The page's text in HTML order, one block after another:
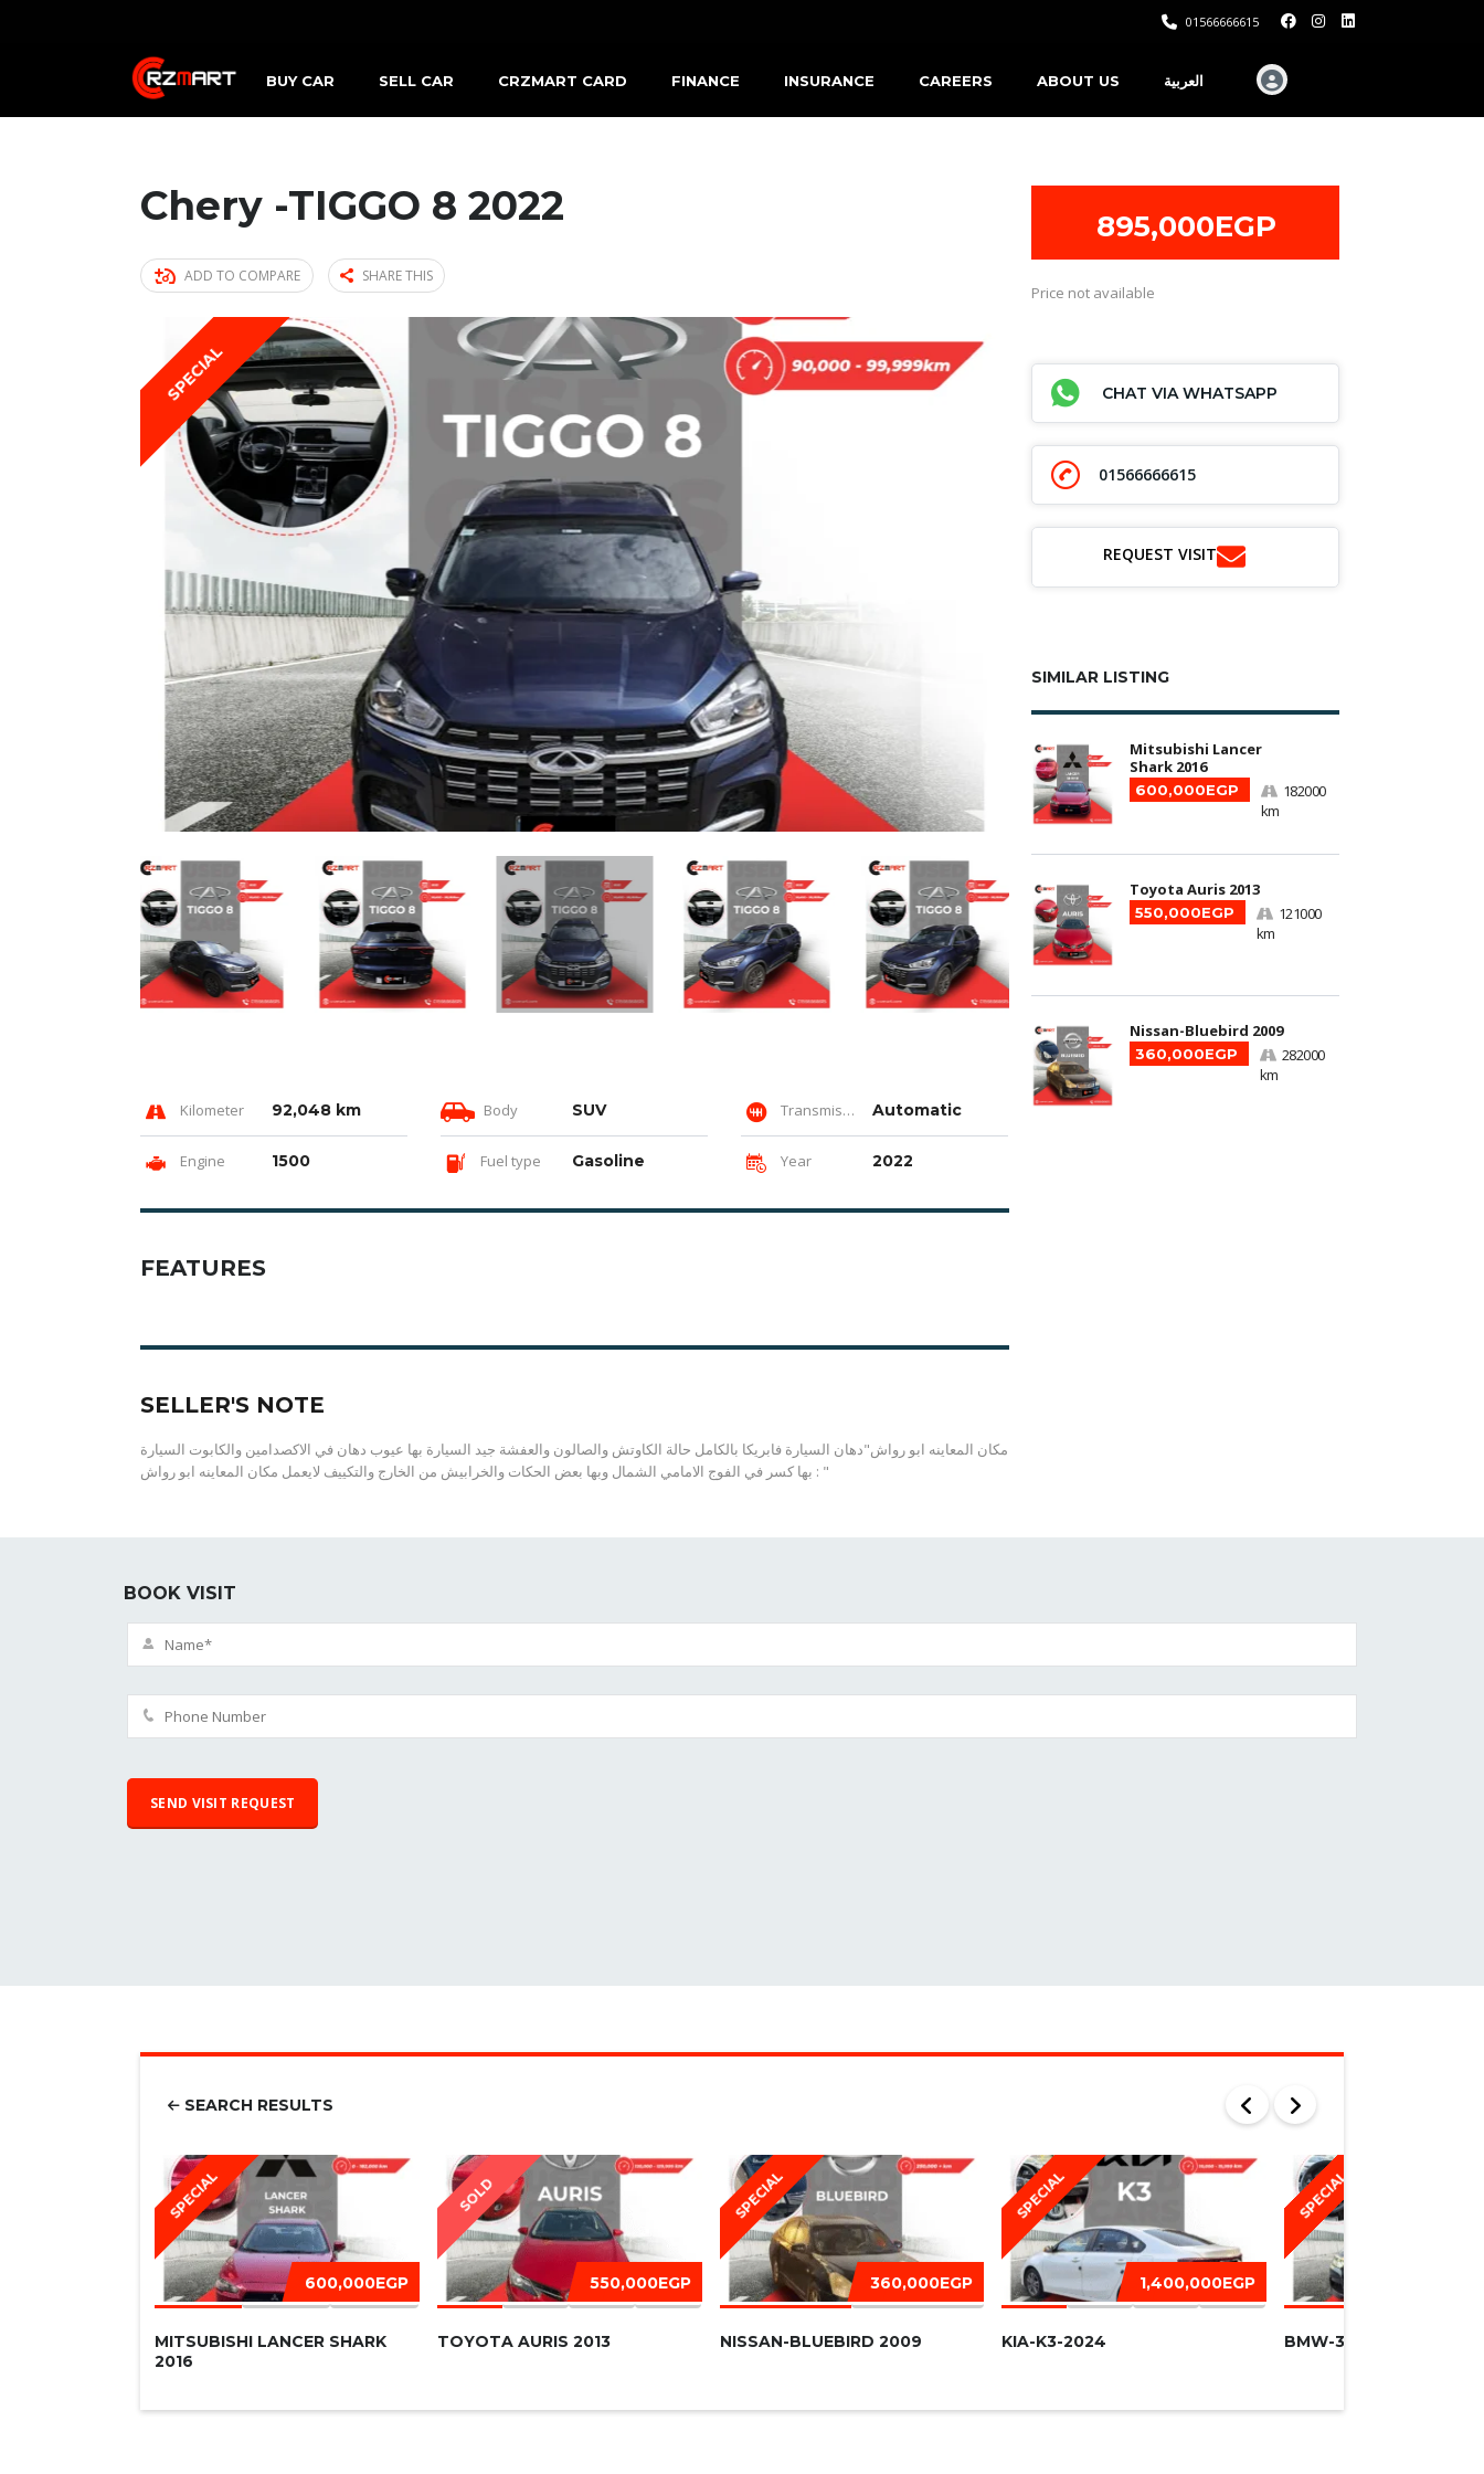
01566666615
BUY CAR SELL CAR CRZMART CARD FINANCE INSURANCE CAREERS ABOUT US العربية
Chery -TIGGO 8 2022
ADD TO COMPARE SHARE THIS
SPECIAL
Kilometer 92,048 km Body SUV Transmission Automatic
Engine 1500 Fuel type Gasoline Year 2022
FEATURES
SELLER'S NOTE
مكان المعاينه ابو رواش"دهان السيارة فابريكا بالكامل حالة الكاوتش والصالون والعفشة جيد السيارة بها عيوب دهان في الاكصدامين والكابوت السيارة
بها كسر في الفوج الامامي الشمال وبها بعض الحكات والخرابيش من الخارج والتكييف لايعمل مكان المعاينه ابو رواش : "
895,000EGP
Price not available
CHAT VIA WHATSAPP
01566666615
REQUEST VISIT
SIMILAR LISTING
Mitsubishi Lancer
Shark 2016
600,000EGP
182000
km
Toyota Auris 2013
550,000EGP
121000
km
Nissan-Bluebird 2009
360,000EGP
282000
km
BOOK VISIT
SEARCH RESULTS
SPECIAL
600,000EGP
MITSUBISHI LANCER SHARK
2016
SOLD
550,000EGP
TOYOTA AURIS 2013
SPECIAL
360,000EGP
NISSAN-BLUEBIRD 2009
SPECIAL
1,400,000EGP
KIA-K3-2024
SPECIAL
BMW-320I -2016